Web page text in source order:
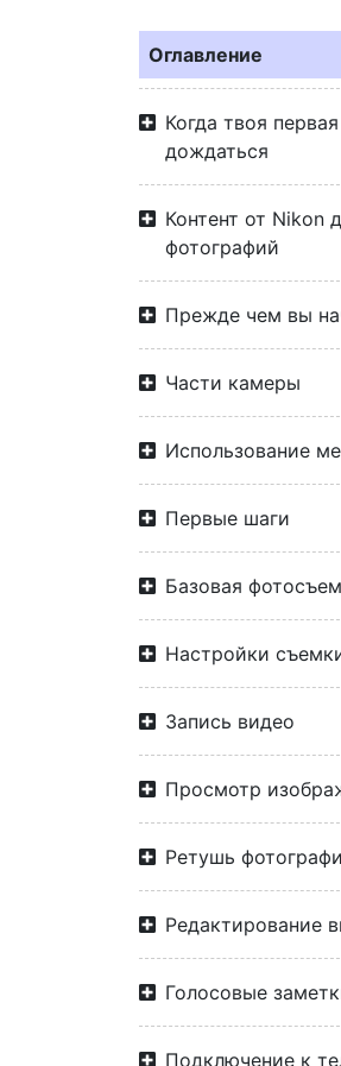
Оглавление
Когда твоя
дождаться
Контент от Nikon
фотографий
Прежде чем вы
Части камеры
Использование
Первые шаги
Базовая
Настройки
Запись видео
Просмотр
Ретушь
Редактирование
Голосовые
Подключение к